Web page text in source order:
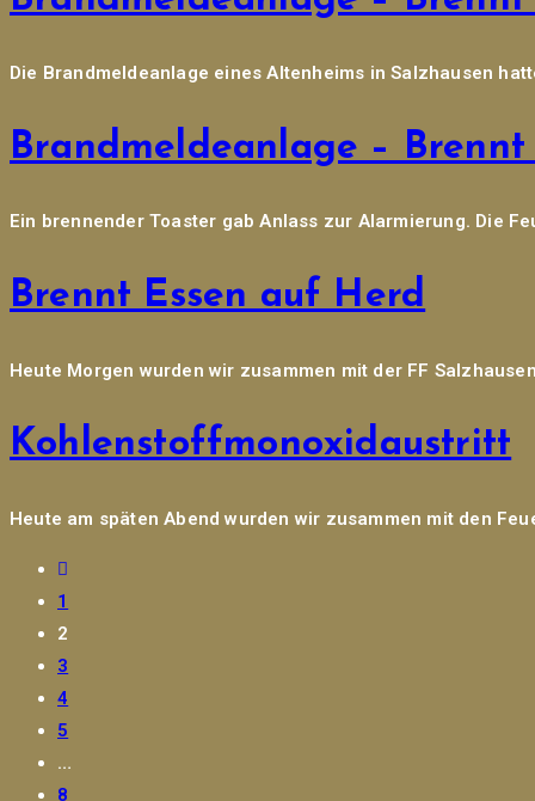
Die Brandmeldeanlage eines Altenheims in Salzhausen
Brandmeldeanlage – Brennt
Ein brennender Toaster gab Anlass zur Alarmierung. Die
Brennt Essen auf Herd
Heute Morgen wurden wir zusammen mit der FF
Kohlenstoffmonoxidaustritt
Heute am späten Abend wurden wir zusammen mit den
Gehe
zur
vorherigen
Seite
1
2
3
4
5
…
8